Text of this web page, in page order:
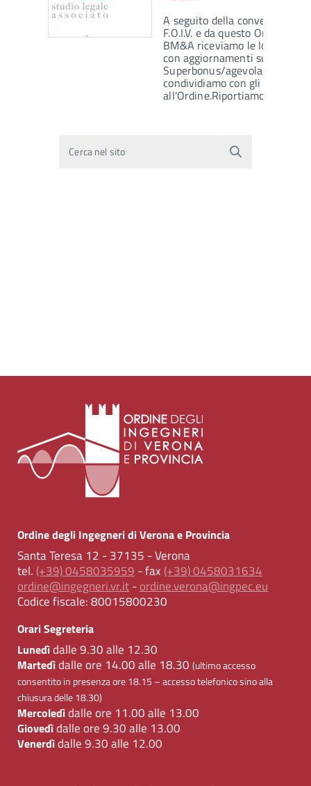
A seguito della convenzione
F.O.I.V. e da questo Ordine
BM&A riceviamo le loro
con aggiornamenti sul tema
Superbonus/agevolazioni
condividiamo con gli iscritti
all'Ordine.Riportiamo qui di…
Cerca nel sito
Ordine degli Ingegneri di Verona e Provincia
Santa Teresa 12 - 37135 - Verona
tel. (+39) 0458035959 - fax (+39) 0458031634
ordine@ingegneri.vr.it-ordine.verona@ingpec.eu
Codice fiscale:80015800230
Orari Segreteria
Lunedìdalle 9.30 alle 12.30
Martedìdalle ore 14.00 alle 18.30 (ultimo accesso
consentito in presenza ore 18.15 – accesso telefonico sino alla
chiusura delle 18.30)
Mercoledìdalle ore 11.00 alle 13.00
Giovedìdalle ore 9.30 alle 13.00
Venerdìdalle 9.30 alle 12.00